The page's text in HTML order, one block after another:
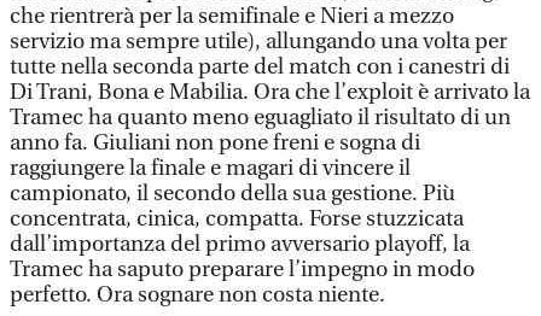
che rientrerà per la semifinale e Nieri a mezzo
servizio ma sempre utile), allungando una volta per
tutte nella seconda parte del match con i canestri di
Di Trani, Bona e Mabilia. Ora che l’exploit è arrivato la
Tramec ha quanto meno eguagliato il risultato di un
anno fa. Giuliani non pone freni e sogna di
raggiungere la finale e magari di vincere il
campionato, il secondo della sua gestione. Più
concentrata, cinica, compatta. Forse stuzzicata
dall’importanza del primo avversario playoff, la
Tramec ha saputo preparare l’impegno in modo
perfetto. Ora sognare non costa niente.